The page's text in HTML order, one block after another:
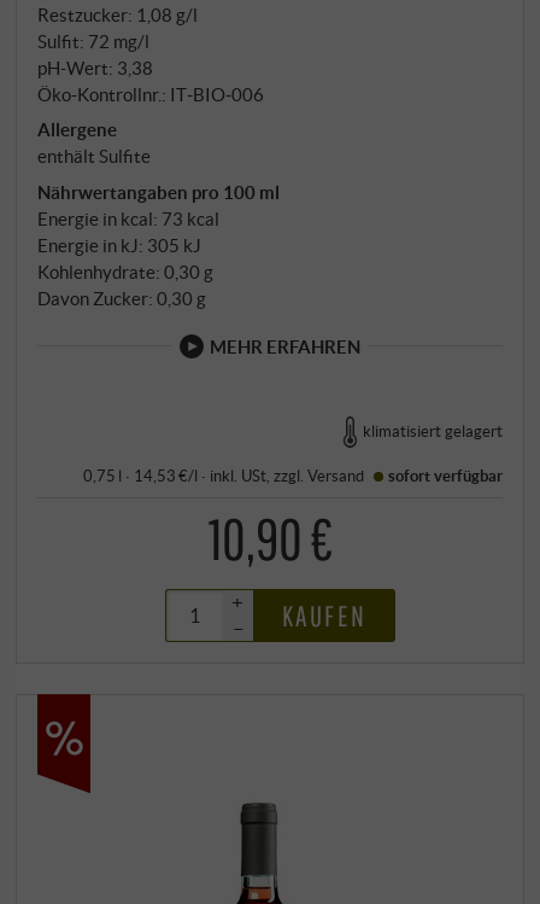
Restzucker: 1,08 g/l
Sulfit: 72 mg/l
pH-Wert: 3,38
Öko-Kontrollnr.: IT‑BIO‑006
Allergene
enthält Sulfite
Nährwertangaben pro 100 ml
Energie in kcal: 73 kcal
Energie in kJ: 305 kJ
Kohlenhydrate: 0,30 g
Davon Zucker: 0,30 g
MEHR ERFAHREN
klimatisiert gelagert
0,75 l · 14,53 €/l · inkl. USt , zzgl.Versand sofort verfügbar
10,90 €
+
–
KAUFEN